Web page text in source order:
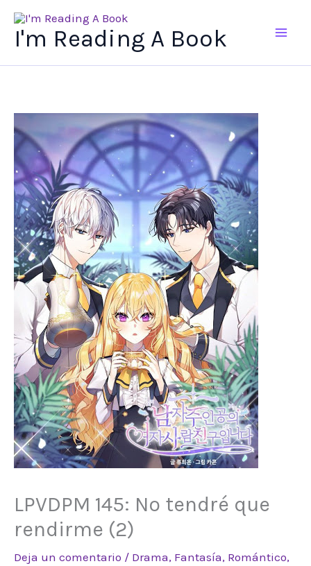
I'm Reading A Book
LPVDPM 145: No tendré que
rendirme (2)
Deja un comentario / Drama, Fantasía, Romántico,